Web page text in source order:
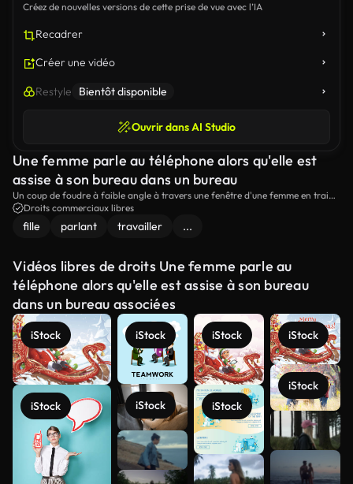
Créez de nouvelles versions de cette prise de vue avec l’IA
Recadrer
Créer une vidéo
Restyle Bientôt disponible
Ouvrir dans AI Studio
Une femme parle au téléphone alors qu'elle est
assise à son bureau dans un bureau
Un coup de foudre à faible angle à travers une fenêtre d'une femme en train
de parler au téléphone alors qu'elle est assise à son bureau dans un bureau.
Droits commerciaux libres
fille parlant travailler ...
Vidéos libres de droits Une femme parle au
téléphone alors qu'elle est assise à son bureau
dans un bureau associées
iStock
iStock
iStock
iStock
iStock
iStock
iStock
iStock
Voir plus